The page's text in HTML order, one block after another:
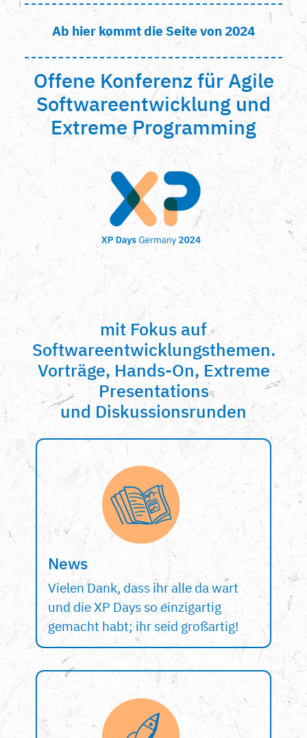
Ab hier kommt die Seite von 2024
Offene Konferenz für Agile
Softwareentwicklung und
Extreme Programming
mit Fokus auf
Softwareentwicklungsthemen.
Vorträge, Hands-On, Extreme
Presentations
und Diskussionsrunden
News
Vielen Dank, dass ihr alle da wart
und die XP Days so einzigartig
gemacht habt; ihr seid großartig!